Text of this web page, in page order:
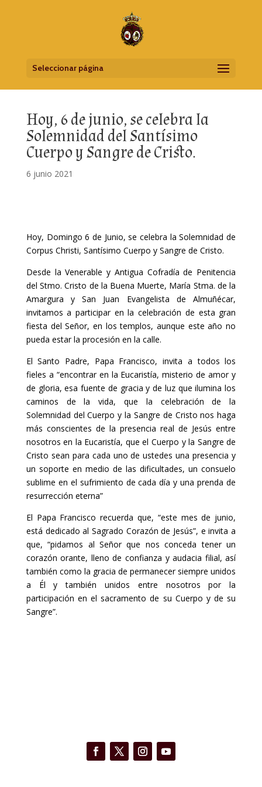
Seleccionar página
Hoy, 6 de junio, se celebra la
Solemnidad del Santísimo
Cuerpo y Sangre de Cristo.
6 junio 2021
Hoy, Domingo 6 de Junio, se celebra la Solemnidad de
Corpus Christi, Santísimo Cuerpo y Sangre de Cristo.
Desde la Venerable y Antigua Cofradía de Penitencia
del Stmo. Cristo de la Buena Muerte, María Stma. de la
Amargura y San Juan Evangelista de Almuñécar,
invitamos a participar en la celebración de esta gran
fiesta del Señor, en los templos, aunque este año no
pueda estar la procesión en la calle.
El Santo Padre, Papa Francisco, invita a todos los
fieles a “encontrar en la Eucaristía, misterio de amor y
de gloria, esa fuente de gracia y de luz que ilumina los
caminos de la vida, que la celebración de la
Solemnidad del Cuerpo y la Sangre de Cristo nos haga
más conscientes de la presencia real de Jesús entre
nosotros en la Eucaristía, que el Cuerpo y la Sangre de
Cristo sean para cada uno de ustedes una presencia y
un soporte en medio de las dificultades, un consuelo
sublime en el sufrimiento de cada día y una prenda de
resurrección eterna”
El Papa Francisco recuerda que, “este mes de junio,
está dedicado al Sagrado Corazón de Jesús”, e invita a
que, “pidamos al Señor que nos conceda tener un
corazón orante, lleno de confianza y audacia filial, así
también como la gracia de permanecer siempre unidos
a Él y también unidos entre nosotros por la
participación en el sacramento de su Cuerpo y de su
Sangre”.